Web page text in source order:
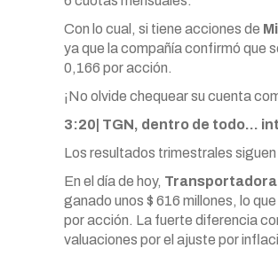
Con lo cual, si tiene acciones de
ya que la compañía confirmó que
0,166 por acción.
¡No olvide chequear su cuenta
3:20| TGN, dentro de todo…
Los resultados trimestrales
En el día de hoy, Transportadora
ganado unos $ 616 millones, lo
por acción. La fuerte diferencia
valuaciones por el ajuste por